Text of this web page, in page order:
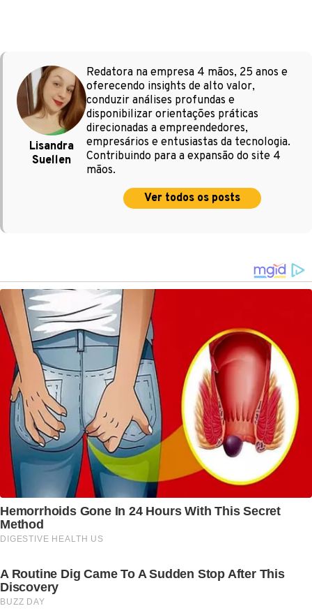
Lisandra
Suellen
Redatora na empresa 4 mãos, 25 anos e
oferecendo insights de alto valor,
conduzir análises profundas e
disponibilizar orientações práticas
direcionadas a empreendedores,
empresários e entusiastas da tecnologia.
Contribuindo para a expansão do site 4
mãos.
Ver todos os posts